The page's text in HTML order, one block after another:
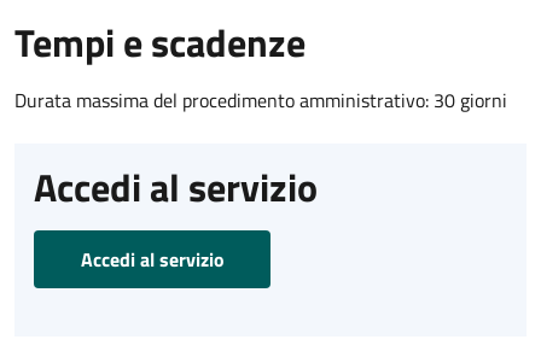
Tempi e scadenze
Durata massima del procedimento amministrativo: 30 giorni
Accedi al servizio
Accedi al servizio